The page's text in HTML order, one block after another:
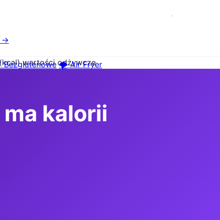
→
Bezglutenowe 🌪️ Air Fryer
wartości odżywcze
kalorii